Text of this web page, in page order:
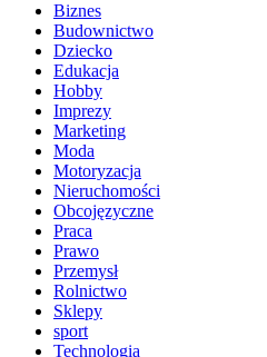
Biznes
Budownictwo
Dziecko
Edukacja
Hobby
Imprezy
Marketing
Moda
Motoryzacja
Nieruchomości
Obcojęzyczne
Praca
Prawo
Przemysł
Rolnictwo
Sklepy
sport
Technologia